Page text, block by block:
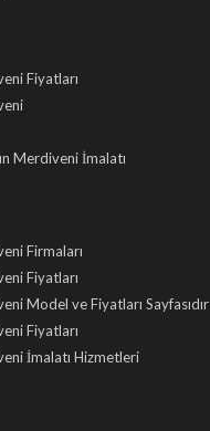
Fiyatları
Merdiveni İmalatı
Firmaları
Fiyatları
Model ve Fiyatları Sayfasıdır
Fiyatları
İmalatı Hizmetleri